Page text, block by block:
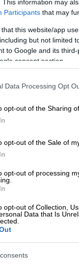
This information may
Participants that may
that this website/app
but not limited
to Google and its
consent section.
Data Processing Opt
opt-out of the Sharing
opt-out of the Sale of
opt-out of processing
opt-out of Collection,
Data that Is